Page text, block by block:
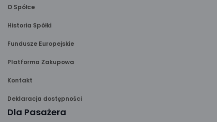
O Spółce
Historia Spółki
Fundusze Europejskie
Platforma Zakupowa
Kontakt
Deklaracja dostępności
Dla Pasażera